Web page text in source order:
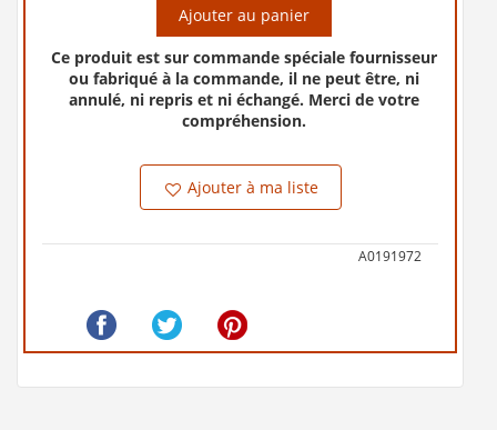
Ajouter au panier
Ce produit est sur commande spéciale fournisseur
ou fabriqué à la commande, il ne peut être, ni
annulé, ni repris et ni échangé. Merci de votre
compréhension.
Ajouter à ma liste
A0191972